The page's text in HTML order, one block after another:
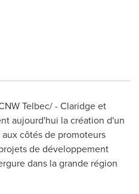
Telbec/ - Claridge et
aujourd'hui la création d'un
côtés de promoteurs
de développement
dans la grande région